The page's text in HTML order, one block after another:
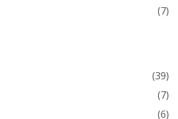
(7)
(39)
(7)
(6)